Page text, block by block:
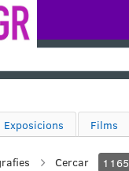
Exposicions Films
Cercar 1165